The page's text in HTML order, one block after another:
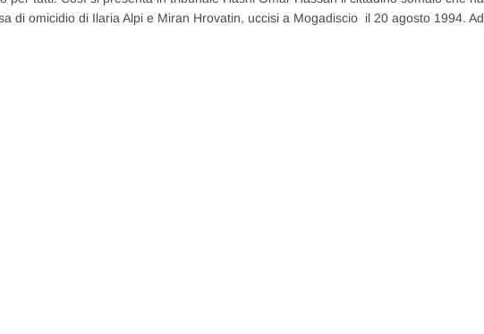
di omicidio di Ilaria Alpi e Miran Hrovatin, uccisi a Mogadiscio il 20 agosto 1994. Ad